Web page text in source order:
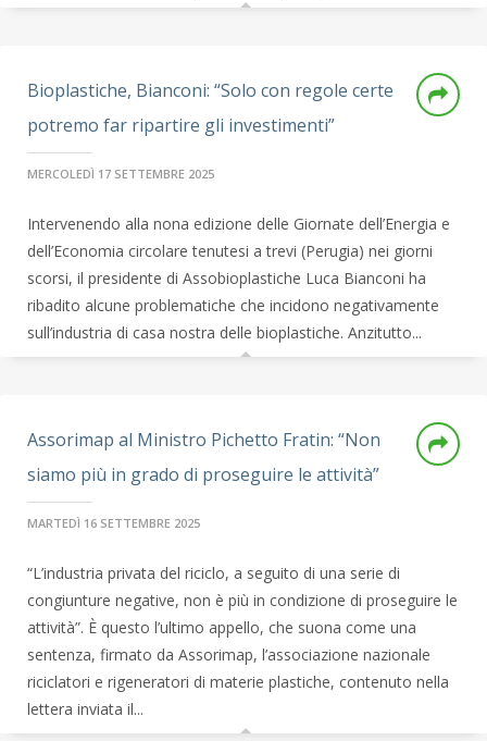
Bioplastiche, Bianconi: “Solo con regole certe
potremo far ripartire gli investimenti”
MERCOLEDÌ 17 SETTEMBRE 2025
Intervenendo alla nona edizione delle Giornate dell’Energia e
dell’Economia circolare tenutesi a trevi (Perugia) nei giorni
scorsi, il presidente di Assobioplastiche Luca Bianconi ha
ribadito alcune problematiche che incidono negativamente
sull’industria di casa nostra delle bioplastiche. Anzitutto...
Assorimap al Ministro Pichetto Fratin: “Non
siamo più in grado di proseguire le attività”
MARTEDÌ 16 SETTEMBRE 2025
“L’industria privata del riciclo, a seguito di una serie di
congiunture negative, non è più in condizione di proseguire le
attività”. È questo l’ultimo appello, che suona come una
sentenza, firmato da Assorimap, l’associazione nazionale
riciclatori e rigeneratori di materie plastiche, contenuto nella
lettera inviata il...